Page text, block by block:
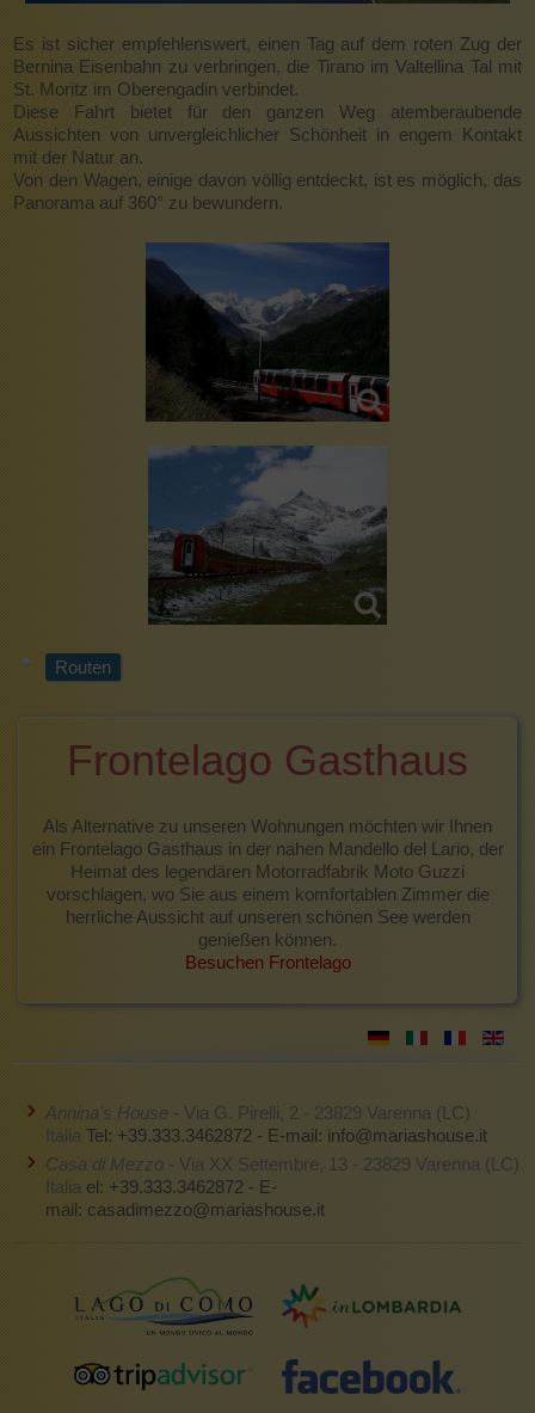
Es ist sicher empfehlenswert, einen Tag auf dem roten Zug der
Bernina Eisenbahn zu verbringen, die Tirano im Valtellina Tal mit
St. Moritz im Oberengadin verbindet.
Diese Fahrt bietet für den ganzen Weg atemberaubende
Aussichten von unvergleichlicher Schönheit in engem Kontakt
mit der Natur an.
Von den Wagen, einige davon völlig entdeckt, ist es möglich, das
Panorama auf 360° zu bewundern.
Routen
Frontelago Gasthaus
Als Alternative zu unseren Wohnungen möchten wir Ihnen
ein Frontelago Gasthaus in der nahen Mandello del Lario, der
Heimat des legendären Motorradfabrik Moto Guzzi
vorschlagen, wo Sie aus einem komfortablen Zimmer die
herrliche Aussicht auf unseren schönen See werden
genießen können.
Besuchen Frontelago
Annina's House - Via G. Pirelli, 2 - 23829 Varenna (LC)
ItaliaTel: +39.333.3462872 - E-mail: info@mariashouse.it
Casa di Mezzo - Via XX Settembre, 13 - 23829 Varenna (LC)
Italia el: +39.333.3462872 - E-
mail: casadimezzo@mariashouse.it